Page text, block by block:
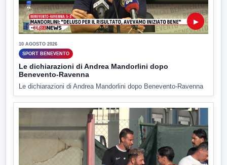
▶
10 AGOSTO 2026
SPORT BENEVENTO
Le dichiarazioni di Andrea Mandorlini dopo
Benevento-Ravenna
Le dichiarazioni di Andrea Mandorlini dopo Benevento-Ravenna